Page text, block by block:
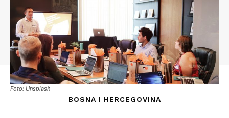
Foto: Unsplash
BOSNA I HERCEGOVINA